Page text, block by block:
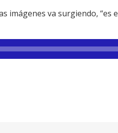
imágenes va surgiendo, “es